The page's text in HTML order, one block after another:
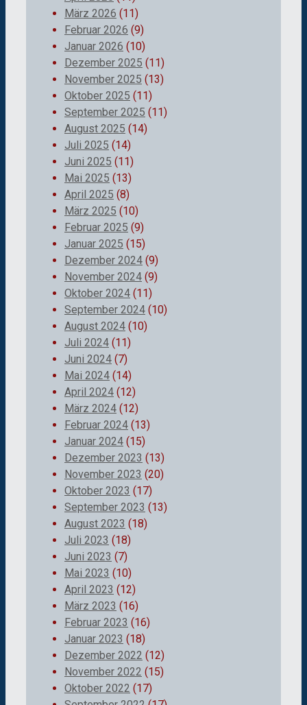
März 2026 (11)
Februar 2026 (9)
Januar 2026 (10)
Dezember 2025 (11)
November 2025 (13)
Oktober 2025 (11)
September 2025 (11)
August 2025 (14)
Juli 2025 (14)
Juni 2025 (11)
Mai 2025 (13)
April 2025 (8)
März 2025 (10)
Februar 2025 (9)
Januar 2025 (15)
Dezember 2024 (9)
November 2024 (9)
Oktober 2024 (11)
September 2024 (10)
August 2024 (10)
Juli 2024 (11)
Juni 2024 (7)
Mai 2024 (14)
April 2024 (12)
März 2024 (12)
Februar 2024 (13)
Januar 2024 (15)
Dezember 2023 (13)
November 2023 (20)
Oktober 2023 (17)
September 2023 (13)
August 2023 (18)
Juli 2023 (18)
Juni 2023 (7)
Mai 2023 (10)
April 2023 (12)
März 2023 (16)
Februar 2023 (16)
Januar 2023 (18)
Dezember 2022 (12)
November 2022 (15)
Oktober 2022 (17)